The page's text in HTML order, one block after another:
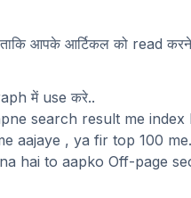
आपके आर्टिकल को read
में use करे..
search result me index
aajaye , ya fir top 100
hai to aapko Off-page